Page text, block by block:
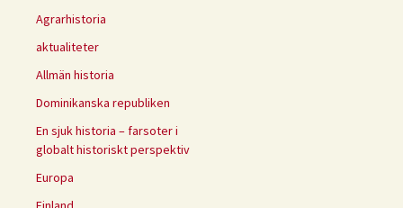
Agrarhistoria
aktualiteter
Allmän historia
Dominikanska republiken
En sjuk historia – farsoter i
globalt historiskt perspektiv
Europa